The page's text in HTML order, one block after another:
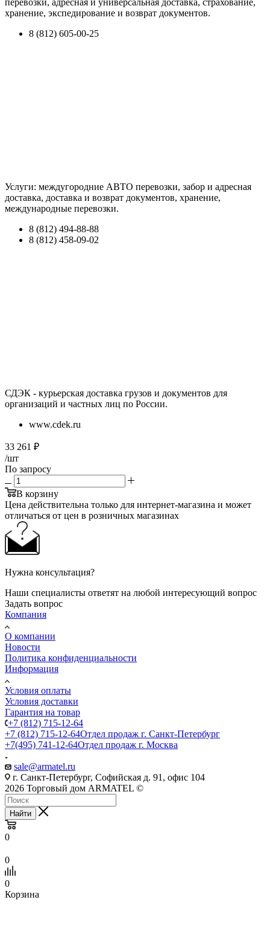
перевозки, адресная и универсальная доставка, страхование,
хранение, экспедирование и возврат документов.
8 (812) 605-00-25
Услуги: междугородние АВТО перевозки, забор и адресная
доставка, доставка и возврат документов, хранение,
международные перевозки.
8 (812) 494-88-88
8 (812) 458-09-02
СДЭК - курьерская доставка грузов и документов для
организаций и частных лиц по России.
www.cdek.ru
33 261 ₽
/шт
По запросу
В корзину
Цена действительна только для интернет-магазина и может
отличаться от цен в розничных магазинах
Нужна консультация?
Наши специалисты ответят на любой интересующий вопрос
Задать вопрос
Компания
О компании
Новости
Политика конфиденциальности
Информация
Условия оплаты
Условия доставки
Гарантия на товар
+7 (812) 715-12-64
+7 (812) 715-12-64Отдел продаж г. Санкт-Петербург
+7(495) 741-12-64Отдел продаж г. Москва
sale@armatel.ru
г. Санкт-Петербург, Софийская д. 91, офис 104
2026 Торговый дом ARMATEL ©
Найти
0
0
0
Корзина